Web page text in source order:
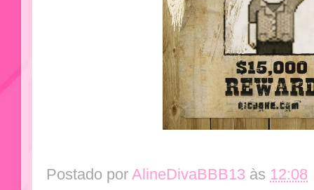
Postado por AlineDivaBBB13 às 12:08